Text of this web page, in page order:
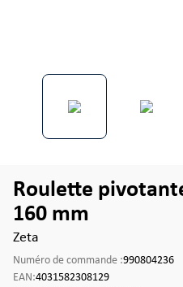
Roulette
160 mm
Zeta
Numéro de commande :990804236
EAN:4031582308129